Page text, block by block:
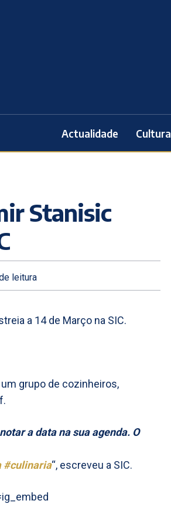
Actualidade Cultura
Stanisic
leitura
a 14 de Março na SIC.
grupo de cozinheiros,
a data na sua agenda. O
#culinaria“, escreveu a SIC.